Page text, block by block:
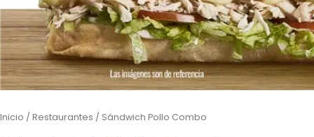
Inicio / Restaurantes / Sándwich Pollo Combo